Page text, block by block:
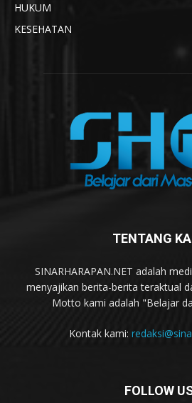
HUKUM
KESEHATAN
TENTANG
SINARHARAPAN.NET adalah
menyajikan berita-berita teraktual
Motto kami adalah "Belajar
Kontak kami:
FOLLOW